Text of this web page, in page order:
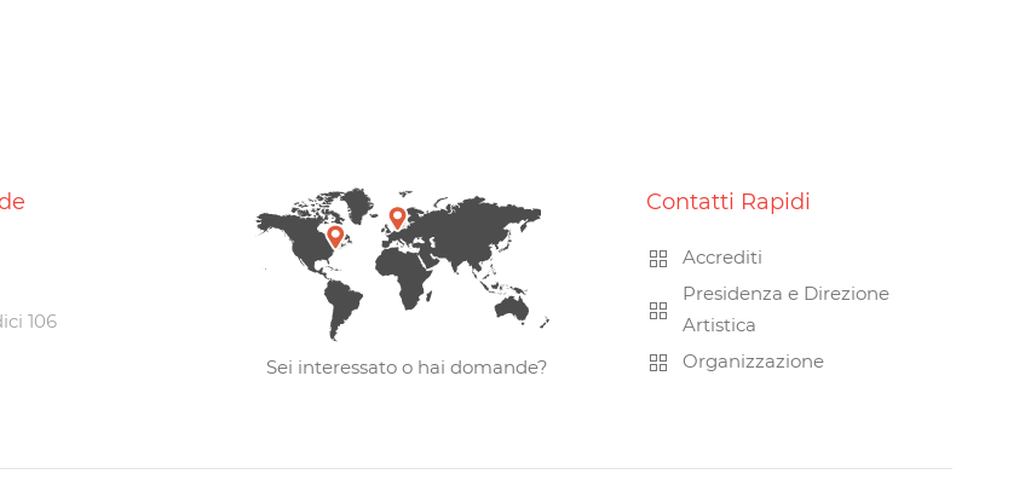
106
Sei interessato o hai domande?
Contatti Rapidi
Accrediti
Presidenza e Direzione
Artistica
Organizzazione